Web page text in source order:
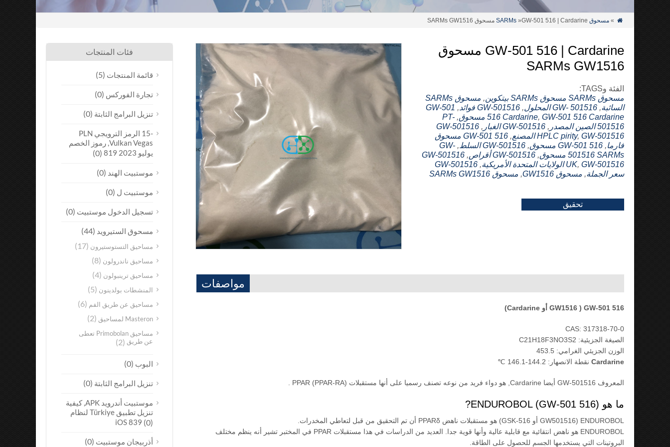

» مسحوق SARMs »GW-501 516 | Cardarine مسحوق SARMs GW1516
GW-501 516 | Cardarine مسحوق
SARMs GW1516
الفئة وTAGS:
مسحوق SARMs
مسحوق SARMs بيتكوين ,
مسحوق SARMs
السائبة, GW- 501516 المحلول , GW-501516 فوائد ,
GW-501
516 Cardarine, GW-501 516 Cardarine مسحوق ,
PT-
501516 الصين المصدر
, GW-501516 الغبار ,
GW-501516
HPLC pirity, GW-501516 المصنع ,
GW-501 516 مسحوق
فارما, GW-501 516 مسحوق , GW-501516 السلط ,
GW-
501516 SARMs مسحوق
, GW-501516 أقراص ,
GW-501516
UK, GW-501516 الولايات المتحدة الأمريكية ,
GW-501516
سعر الجملة, مسحوق GW1516 , مسحوق SARMs GW1516
تحقيق
مواصفات
GW-501 516 ( GW1516 أو Cardarine)
CAS: 317318-70-0
الصيغة الجزيئية: C21H18F3NO3S2
الوزن الجزيئي الغرامي: 453.5
Cardarine نقطة الانصهار: 144.2-146.1 ℃
المعروف GW-501516 أيضا Cardarine, هو دواء فريد من نوعه تصنف رسميا على أنها مستقبلات PPAR (PPAR-RA) .
ما هو ENDUROBOL (GW-501 516)?
ENDUROBOL (GW501516 أو GSK-516) هو مستقبلات ناهض PPARδ أن تم التحقيق من قبل لتعاطي المخدرات.
ENDUROBOL هو ناهض انتقائية مع قابلية عالية وأنها قوية جدا. العديد من الدراسات في هذا مستقبلات PPAR في المختبر تشير أنه ينظم مختلف
البروتينات التي يستخدمها الجسم للحصول على الطاقة.
فئات المنتجات
قائمة المنتجات (5)
تجارة الفوركس (0)
تنزيل البرامج الثابتة (0)
-15 الرمز الترويجي PLN
Vulkan Vegas, رموز الخصم
يوليو 2023 819
(0)
موستبيت الهند (0)
موستبيت ل (0)
تسجيل الدخول موستبيت (0)
مسحوق الستيرويد (44)
مساحيق التستوستيرون (17)
مساحيق ناندرولون (8)
مساحيق ترينبولون (4)
المنشطات بولدينون (5)
مساحيق عن طريق الفم (6)
Masteron لمساحيق (2)
مساحيق Primobolan تعطى
عن طريق(2)
البوب (0)
تنزيل البرامج الثابتة (0)
موستبيت أندرويد APK, كيفية
تنزيل تطبيق Türkiye لنظام
iOS 839 (0)
أذربيجان موستبيت (0)